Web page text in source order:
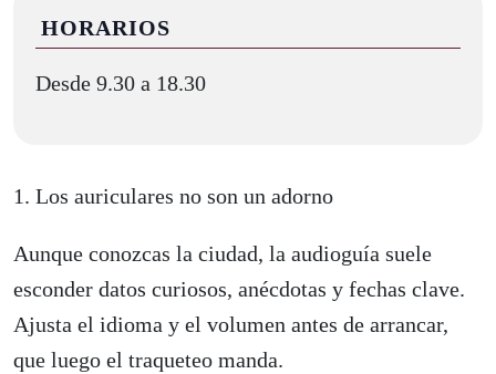
HORARIOS
Desde 9.30 a 18.30
1. Los auriculares no son un adorno
Aunque conozcas la ciudad, la audioguía suele
esconder datos curiosos, anécdotas y fechas clave.
Ajusta el idioma y el volumen antes de arrancar,
que luego el traqueteo manda.